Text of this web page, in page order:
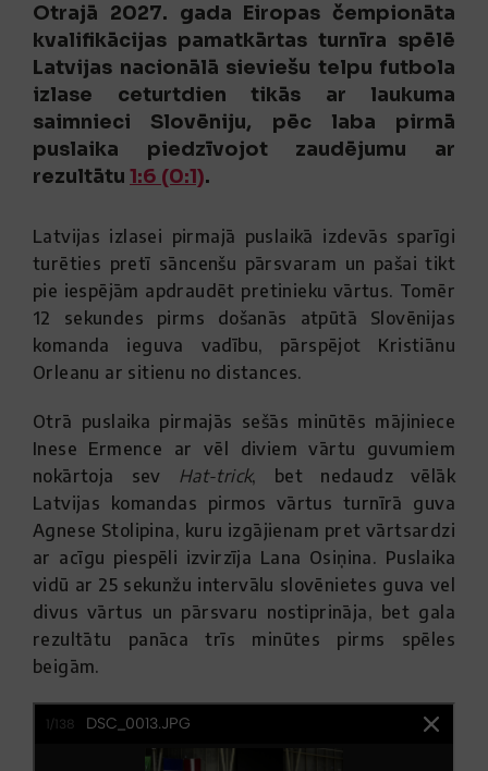
Otrajā 2027. gada Eiropas čempionāta
kvalifikācijas pamatkārtas turnīra spēlē
Latvijas nacionālā sieviešu telpu futbola
izlase ceturtdien tikās ar laukuma
saimnieci Slovēniju, pēc laba pirmā
puslaika piedzīvojot zaudējumu ar
rezultātu 1:6 (0:1).
Latvijas izlasei pirmajā puslaikā izdevās sparīgi
turēties pretī sāncenšu pārsvaram un pašai tikt
pie iespējām apdraudēt pretinieku vārtus. Tomēr
12 sekundes pirms došanās atpūtā Slovēnijas
komanda ieguva vadību, pārspējot Kristiānu
Orleanu ar sitienu no distances.
Otrā puslaika pirmajās sešās minūtēs mājiniece
Inese Ermence ar vēl diviem vārtu guvumiem
nokārtoja sev Hat-trick, bet nedaudz vēlāk
Latvijas komandas pirmos vārtus turnīrā guva
Agnese Stolipina, kuru izgājienam pret vārtsardzi
ar acīgu piespēli izvirzīja Lana Osiņina. Puslaika
vidū ar 25 sekunžu intervālu slovēnietes guva vel
divus vārtus un pārsvaru nostiprināja, bet gala
rezultātu panāca trīs minūtes pirms spēles
beigām.